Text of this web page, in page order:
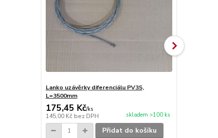
Lanko uzávěrky diferenciálu PV3S,
L=3500mm
175,45 Kč/ks
145,00 Kč bez DPH skladem >100 ks
Přidat do košíku